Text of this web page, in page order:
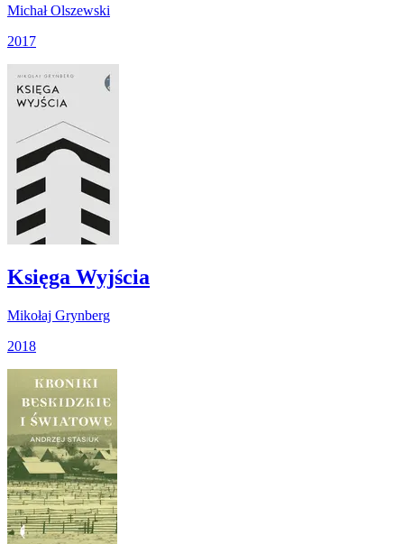
Michał Olszewski
2017
Księga Wyjścia
Mikołaj Grynberg
2018